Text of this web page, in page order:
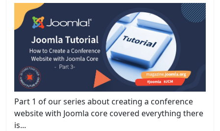
Part 1 of our series about creating a conference
website with Joomla core covered everything there
is...